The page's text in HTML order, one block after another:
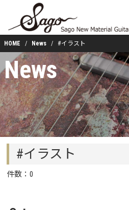
HOME News #イラスト
News
#イラスト
件数：0